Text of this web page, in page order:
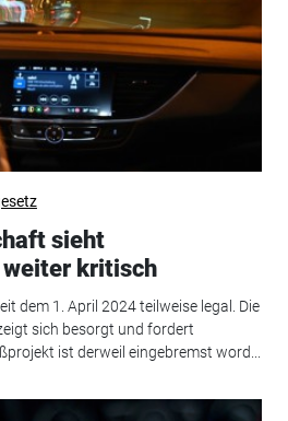
sieht
weiter kritisch
dem 1. April 2024 teilweise legal. Die
sich besorgt und fordert
ist derweil eingebremst word...